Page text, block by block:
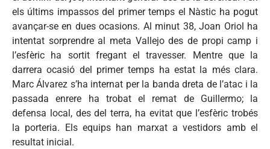
els últims impassos del primer temps el Nàstic ha pogut
avançar-se en dues ocasions. Al minut 38, Joan Oriol ha
intentat sorprendre al meta Vallejo des de propi camp i
l’esfèric ha sortit fregant el travesser. Mentre que la
darrera ocasió del primer temps ha estat la més clara.
Marc Álvarez s’ha internat per la banda dreta de l’atac i la
passada enrere ha trobat el remat de Guillermo; la
defensa local, des del terra, ha evitat que l’esfèric trobés
la porteria. Els equips han marxat a vestidors amb el
resultat inicial.